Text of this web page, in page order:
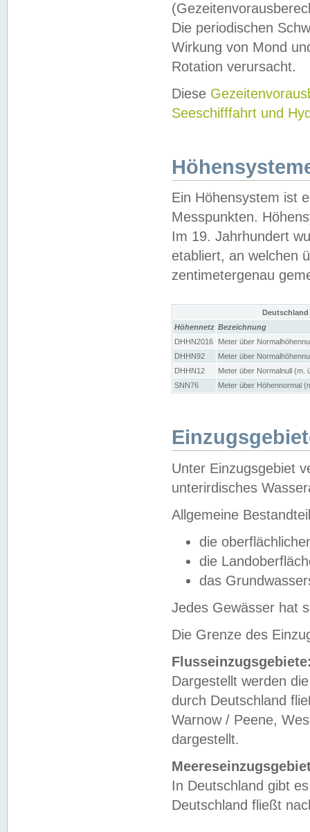
Die periodischen
Wirkung von Mond
Rotation verursacht.
Diese
Seeschifffahrt und
Ein Höhensystem ist
Messpunkten.
Im 19. Jahrhundert
etabliert, an welchen
zentimetergenau
Höhennetz Bezeichnung
DHHN2016
Meter über
DHHN92
Meter über
DHHN12
Meter über Normalnull (m.
SNN76
Meter über Höhennormal
Unter Einzugsgebiet
unterirdisches
Allgemeine
die
die
das
Jedes Gewässer hat
Die Grenze des
Dargestellt werden
durch Deutschland
Warnow / Peene,
dargestellt.
In Deutschland gibt
Deutschland fließt